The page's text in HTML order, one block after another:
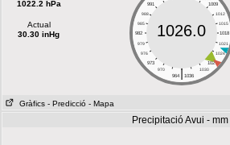
1022.2 hPa
Actual
30.30 inHg
991
1009
988
1012
985
1015
982
1018
979
1021
976
1024
973
1027
970
1030
|
964 1036
1026.0
Gràfics - Predicció - Mapa
Precipitació Avui - mm